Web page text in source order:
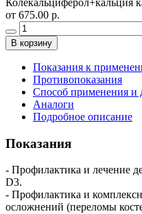
от 675.00 р.
В корзину
Показания к
Противопоказания
Способ применения и
Аналоги
Подробное описание
Показания
- Профилактика и лечение
D3.
- Профилактика и
осложнений (переломы